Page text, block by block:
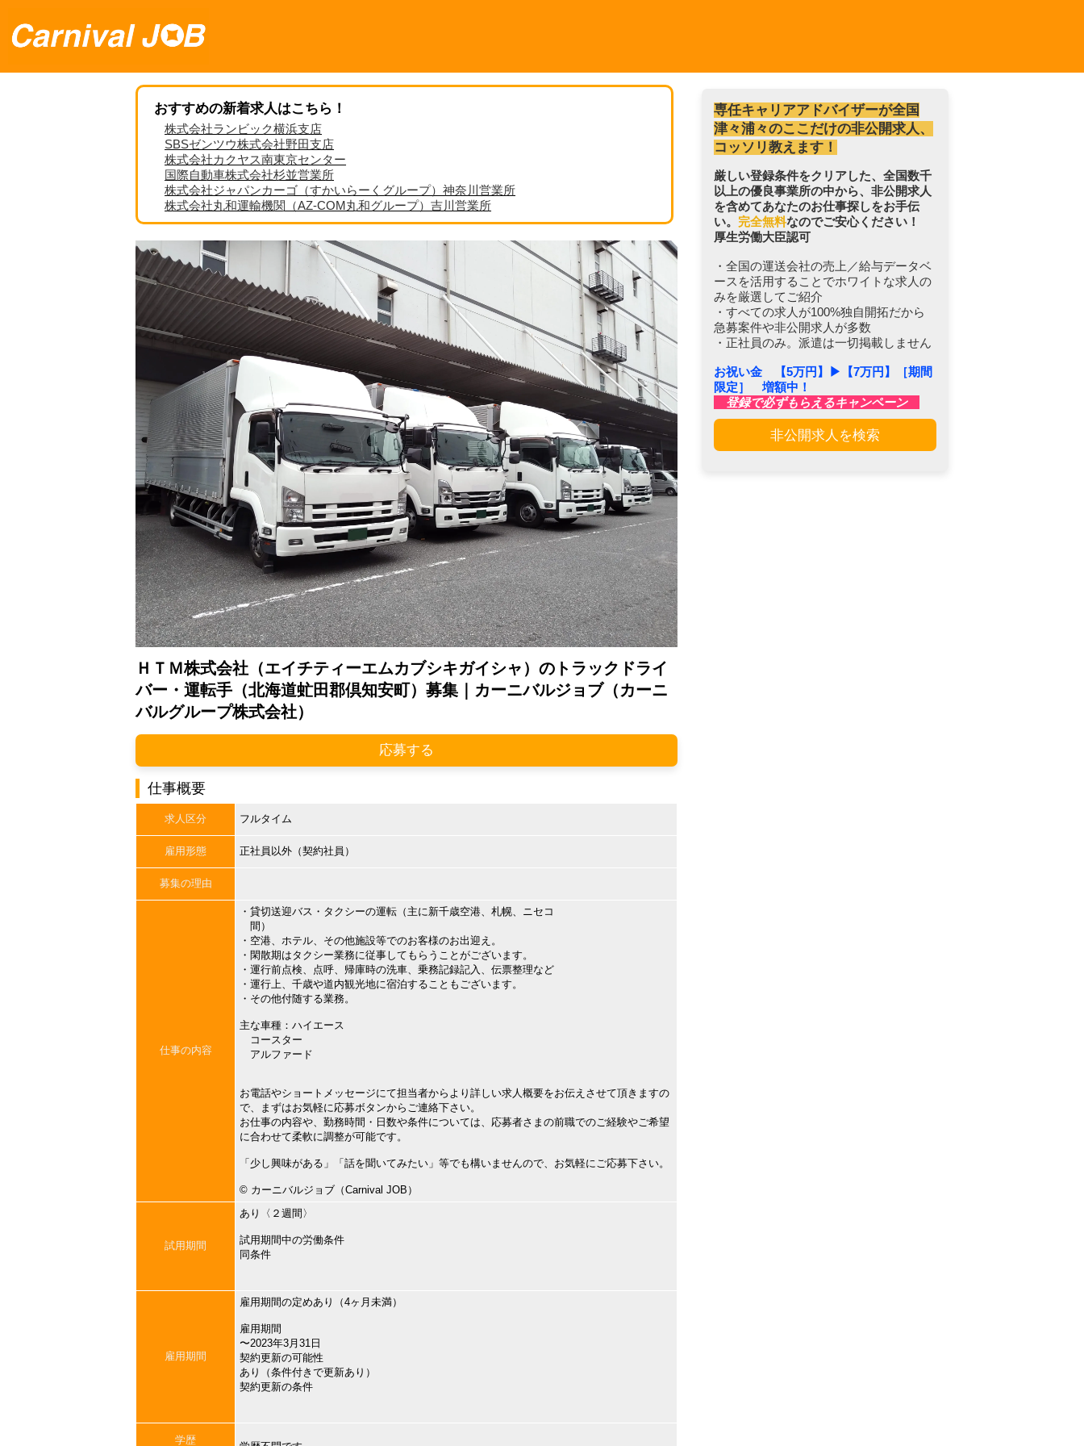
おすすめの新着求人はこちら！
株式会社ランビック横浜支店
SBSゼンツウ株式会社野田支店
株式会社カクヤス南東京センター
国際自動車株式会社杉並営業所
株式会社ジャパンカーゴ（すかいらーくグループ）神奈川営業所
株式会社丸和運輸機関（AZ-COM丸和グループ）吉川営業所
ＨＴＭ株式会社（エイチティーエムカブシキガイシャ）のトラックドライ
バー・運転手（北海道虻田郡倶知安町）募集｜カーニバルジョブ（カーニ
バルグループ株式会社）
応募する
仕事概要
求人区分 フルタイム
雇用形態 正社員以外（契約社員）
募集の理由
仕事の内容
・貸切送迎バス・タクシーの運転（主に新千歳空港、札幌、ニセコ
間）
・空港、ホテル、その他施設等でのお客様のお出迎え。
・閑散期はタクシー業務に従事してもらうことがございます。
・運行前点検、点呼、帰庫時の洗車、乗務記録記入、伝票整理など
・運行上、千歳や道内観光地に宿泊することもございます。
・その他付随する業務。
主な車種：ハイエース
コースター
アルファード
お電話やショートメッセージにて担当者からより詳しい求人概要をお伝えさせて頂きますの
で、まずはお気軽に応募ボタンからご連絡下さい。
お仕事の内容や、勤務時間・日数や条件については、応募者さまの前職でのご経験やご希望
に合わせて柔軟に調整が可能です。
「少し興味がある」「話を聞いてみたい」等でも構いませんので、お気軽にご応募下さい。
©︎ カーニバルジョブ（Carnival JOB）
試用期間
あり〈２週間〉
試用期間中の労働条件
同条件
雇用期間
雇用期間の定めあり（4ヶ月未満）
雇用期間
〜2023年3月31日
契約更新の可能性
あり（条件付きで更新あり）
契約更新の条件
学歴
専任キャリアアドバイザーが全国
津々浦々のここだけの非公開求人、
コッソリ教えます！
厳しい登録条件をクリアした、全国数千
以上の優良事業所の中から、非公開求人
を含めてあなたのお仕事探しをお手伝
い。 完全無料なのでご安心ください！
厚生労働大臣認可
・全国の運送会社の売上／給与データベ
ースを活用することでホワイトな求人の
みを厳選してご紹介
・すべての求人が100%独自開拓だから
急募案件や非公開求人が多数
・正社員のみ。派遣は一切掲載しません
お祝い金 【5万円】▶︎【7万円】［期間
限定］ 増額中！
登録で必ずもらえるキャンペーン
非公開求人を検索